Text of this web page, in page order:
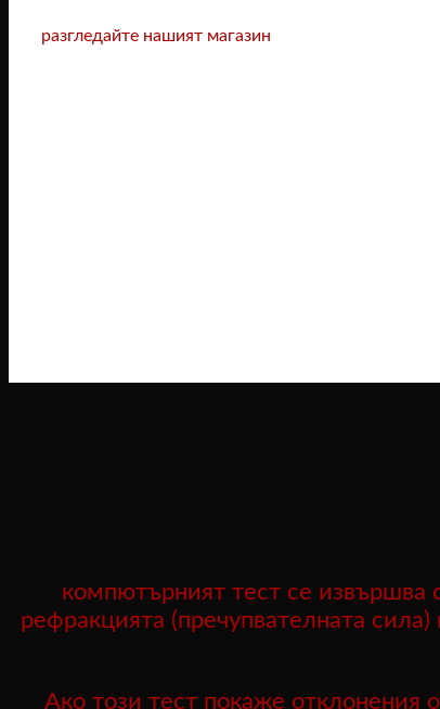
разгледайте нашият магазин
компютърният тест се извършва
рефракцията (пречупвателната
Ако този тест покаже отклонения